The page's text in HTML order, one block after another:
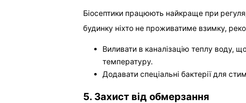
Біосептики працюють найкраще при
будинку ніхто не проживатиме взимку,
Виливати в каналізацію теплу воду,
температуру.
Додавати спеціальні бактерії для
5. Захист від обмерзання